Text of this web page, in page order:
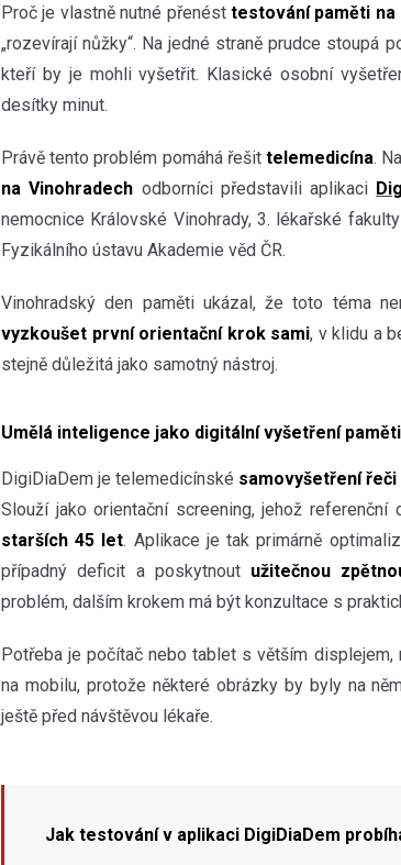
Proč je vlastně nutné přenést testování paměti
„rozevírají nůžky“. Na jedné straně prudce stoupá
kteří by je mohli vyšetřit. Klasické osobní
desítky minut.
Právě tento problém pomáhá řešit telemedicína.
na Vinohradech odborníci představili aplikaci
nemocnice Královské Vinohrady, 3. lékařské
Fyzikálního ústavu Akademie věd ČR.
Vinohradský den paměti ukázal, že toto téma
vyzkoušet první orientační krok sami, v klidu a
stejně důležitá jako samotný nástroj.
Umělá inteligence jako digitální vyšetření
DigiDiaDem je telemedicínské samovyšetření řeči
Slouží jako orientační screening, jehož
starších 45 let. Aplikace je tak primárně
případný deficit a poskytnout užitečnou
problém, dalším krokem má být konzultace s
Potřeba je počítač nebo tablet s větším
na mobilu, protože některé obrázky by byly na
ještě před návštěvou lékaře.
Jak testování v aplikaci DigiDiaDem